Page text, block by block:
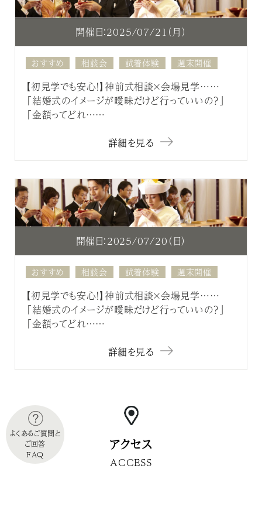
開催日：2025/07/21（月）
おすすめ 相談会 試着体験 週末開催
【初見学でも安心！】神前式相談×会場見学……
「結婚式のイメージが曖昧だけど行っていいの？」
「金額ってどれ……
詳細を見る
開催日：2025/07/20（日）
おすすめ 相談会 試着体験 週末開催
【初見学でも安心！】神前式相談×会場見学……
「結婚式のイメージが曖昧だけど行っていいの？」
「金額ってどれ……
詳細を見る
アクセス
ACCESS
よくあるご質問と
ご回答
FAQ